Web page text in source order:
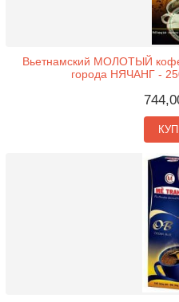
Вьетнамский МОЛОТЫЙ
города НЯЧАНГ -